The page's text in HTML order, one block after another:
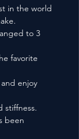
in the world
to 3
favorite
enjoy
stiffness.
been